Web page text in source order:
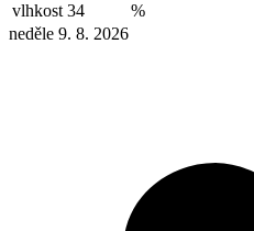
vlhkost 34
%
neděle 9. 8. 2026